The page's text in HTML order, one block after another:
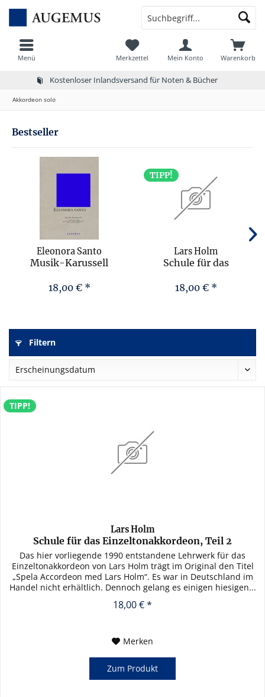
Kostenloser Inlandsversand für Noten & Bücher
Menü Warenkorb
Merkzettel Mein Konto
Akkordeon solo
Bestseller
Eleonora Santo
Musik-Karussell
18,00 € *
TIPP!
Lars Holm
Schule für das
Teil 2
18,00 € *
Filtern
TIPP!
Lars Holm
Schule für das Einzeltonakkordeon, Teil 2
Das hier vorliegende 1990 entstandene Lehrwerk für das
Einzeltonakkordeon von Lars Holm trägt im Original den Titel
„Spela Accordeon med Lars Holm“. Es war in Deutschland im
Handel nicht erhältlich. Dennoch gelang es einigen hiesigen...
18,00 € *
Merken
Zum Produkt